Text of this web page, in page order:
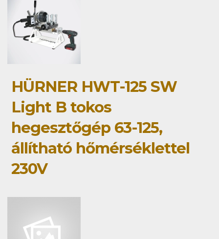
HÜRNER HWT-125 SW
Light B tokos
hegesztőgép 63-125,
állítható hőmérséklettel
230V